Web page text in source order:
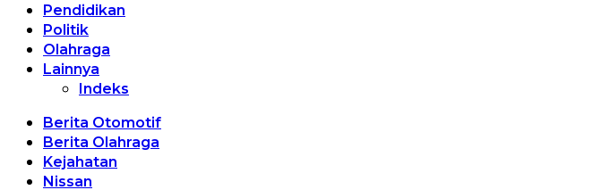
Pendidikan
Politik
Olahraga
Lainnya
Indeks
Berita Otomotif
Berita Olahraga
Kejahatan
Nissan